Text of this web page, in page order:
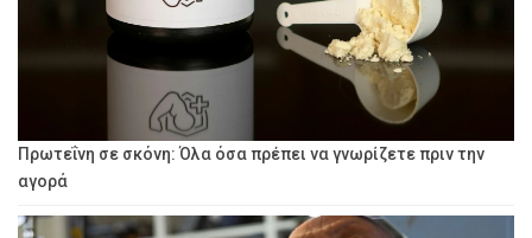
Πρωτεΐνη σε σκόνη: Όλα όσα πρέπει να γνωρίζετε πριν την
αγορά